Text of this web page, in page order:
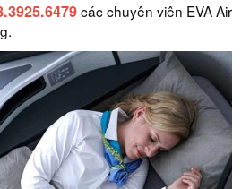
các chuyên viên EVA Air